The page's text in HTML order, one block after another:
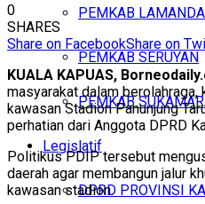
PEMKAB
PEMKAB SERUYAN
PEMKAB
Legislatif
DPRD PROVINSI
0
SHARES
Share on FacebookShare on
KUALA KAPUAS,
masyarakat dalam berolahraga,
kawasan Stadion Panunjung
perhatian dari Anggota DPRD
Politikus PDIP tersebut
daerah agar membangun jalur
kawasan stadion.